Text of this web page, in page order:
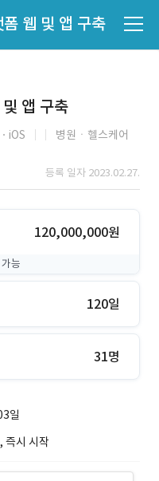
웹 및 앱 구축
앱 구축
iOS 병원ㆍ헬스케어
등록 일자 2023.02.27.
120,000,000원
능
120일
31명
일
즉시 시작